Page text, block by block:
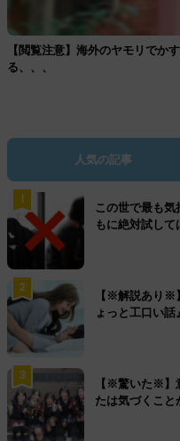
【閲覧注意】海外のヤモリでか
る、、、
人気の記事
1
この世で最も
もに絶対試し
2
【※解説あり※
ょっと工口い
3
【※驚いた※】
たは気づくこ